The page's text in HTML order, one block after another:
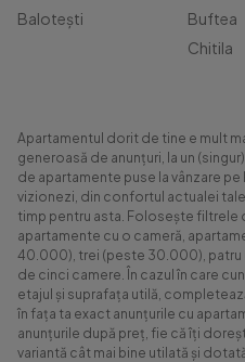
Balotești
Buftea
Chitila
Apartamentul dorit de tine e mult
generoasă de anunțuri, la un
de apartamente puse la vânzare
vizionezi, din confortul actualei
timp pentru asta. Folosește filtrele
apartamente cu o cameră,
40.000), trei (peste 30.000), patru
de cinci camere. În cazul în care
etajul și suprafața utilă,
în fața ta exact anunțurile cu
anunțurile după preț, fie că îți
variantă cât mai bine utilată și